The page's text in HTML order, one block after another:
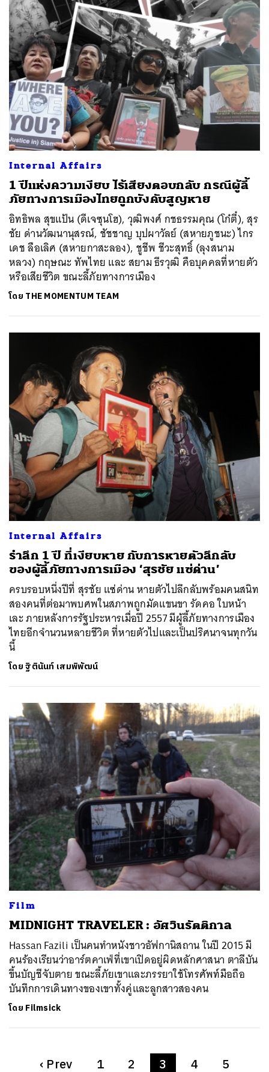
Internal Affairs
1 ปีแห่งความเงียบ ไร้เสียงตอบกลับ กรณีผู้ลี้
ภัยทางการเมืองไทยถูกบังคับสูญหาย
อิทธิพล สุขแป้น (ดีเจซุนโฮ), วุฒิพงศ์ กชธรรมคุณ (โก๋ตี๋), สุร
ชัย ด่านวัฒนานุสรณ์, ชัชชาญ บุปผาวัลย์ (สหายภูชนะ) ไกร
เดช ลือเลิศ (สหายกาสะลอง), ชูชีพ ชีวะสุทธิ์ (ลุงสนาม
หลวง) กฤษณะ ทัพไทย และ สยาม ธีรวุฒิ คือบุคคลที่หายตัว
หรือเสียชีวิต ขณะลี้ภัยทางการเมือง
โดย THE MOMENTUM TEAM
Internal Affairs
รำลึก 1 ปี ที่เงียบหาย กับการหายตัวลึกลับ
ของผู้ลี้ภัยทางการเมือง ‘สุรชัย แซ่ด่าน’
ครบรอบหนึ่งปีที่ สุรชัย แซ่ด่าน หายตัวไปลึกลับพร้อมคนสนิท
สองคนที่ต่อมาพบศพในสภาพถูกมัดแขนขา รัดคอ ใบหน้า
เละ ภายหลังการรัฐประหารเมื่อปี 2557 มีผู้ลี้ภัยทางการเมือง
ไทยอีกจำนวนหลายชีวิต ที่หายตัวไปและเป็นปริศนาจนทุกวัน
นี้
โดยฐิตินันท์ เสมพิพัฒน์
Film
MIDNIGHT TRAVELER : อัศวินรัตติกาล
Hassan Fazili เป็นคนทำหนังชาวอัฟกานิสถาน ในปี 2015 มี
คนร้องเรียนว่าอาร์ตคาเฟ่ที่เขาเปิดอยู่ผิดหลักศาสนา ตาลีบัน
ขึ้นบัญชีจับตาย ขณะลี้ภัยเขาและภรรยาใช้โทรศัพท์มือถือ
บันทึกการเดินทางของเขาทั้งคู่และลูกสาวสองคน
โดย Filmsick
‹ Prev 1 2 3 4 5